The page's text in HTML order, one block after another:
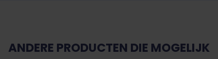
ANDERE PRODUCTEN DIE MOGELIJK